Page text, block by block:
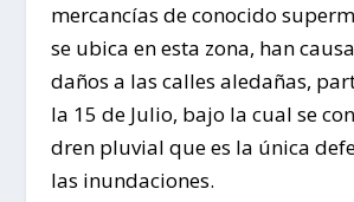
mercancías de conocido
se ubica en esta zona, han
daños a las calles aledañas,
la 15 de Julio, bajo la cual se
dren pluvial que es la única
las inundaciones.